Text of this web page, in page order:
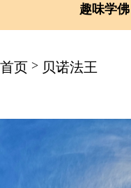
趣味学佛
首页 > 贝诺法王